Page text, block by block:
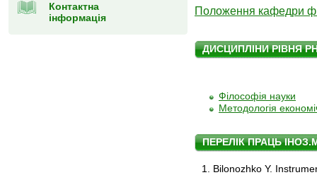
Контактна
інформація
Положення кафедри
ДИСЦИПЛІНИ РІВНЯ
Філософія науки
Методологія
ПЕРЕЛІК ПРАЦЬ
1. Bilonozhko Y.